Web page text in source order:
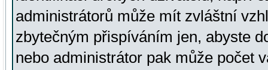
administrátorů může mít zvláštní
zbytečným přispíváním jen, abyste
nebo administrátor pak může počet